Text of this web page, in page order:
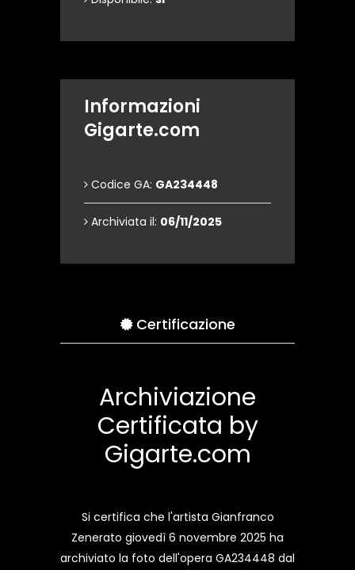
Informazioni
Gigarte.com
Codice GA: GA234448
Archiviata il: 06/11/2025
Certificazione
Archiviazione
Certificata by
Gigarte.com
Si certifica che l'artista Gianfranco
Zenerato giovedì 6 novembre 2025 ha
archiviato la foto dell'opera GA234448 dal